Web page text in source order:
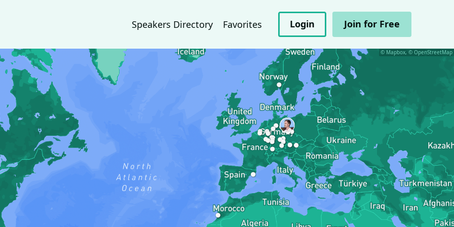
Speakers Directory Favorites Login Join for Free
© Mapbox, © OpenStreetMap